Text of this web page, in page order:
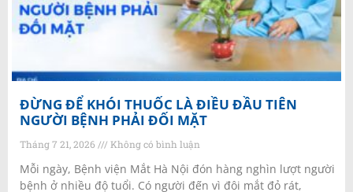
ĐỪNG ĐỂ KHÓI THUỐC LÀ ĐIỀU ĐẦU TIÊN
NGƯỜI BỆNH PHẢI ĐỐI MẶT
Tháng 7 21, 2026 Không có bình luận
Mỗi ngày, Bệnh viện Mắt Hà Nội đón hàng nghìn lượt người
bệnh ở nhiều độ tuổi. Có người đến vì đôi mắt đỏ rát,